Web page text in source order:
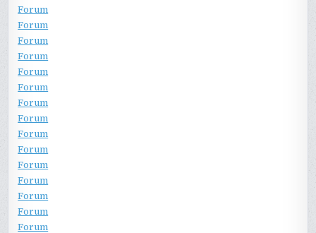
Forum
Forum
Forum
Forum
Forum
Forum
Forum
Forum
Forum
Forum
Forum
Forum
Forum
Forum
Forum